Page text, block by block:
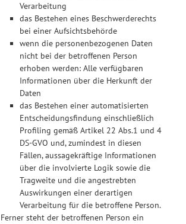
Verarbeitung
das Bestehen eines Beschwerderechts
bei einer Aufsichtsbehörde
wenn die personenbezogenen Daten
nicht bei der betroffenen Person
erhoben werden: Alle verfügbaren
Informationen über die Herkunft der
Daten
das Bestehen einer automatisierten
Entscheidungsfindung einschließlich
Profiling gemäß Artikel 22 Abs.1 und 4
DS-GVO und, zumindest in diesen
Fällen, aussagekräftige Informationen
über die involvierte Logik sowie die
Tragweite und die angestrebten
Auswirkungen einer derartigen
Verarbeitung für die betroffene Person.
Ferner steht der betroffenen Person ein